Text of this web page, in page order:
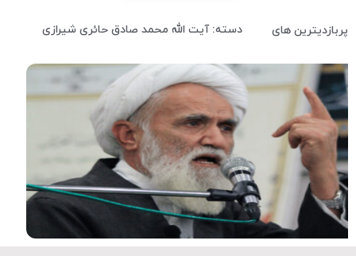
پربازدیترین های دسته: آیت الله محمد صادق حائری شیرازی